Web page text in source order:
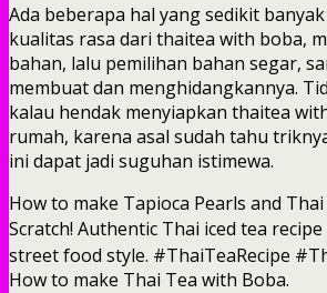
Ada beberapa hal yang sedikit
kualitas rasa dari thaitea with boba,
bahan, lalu pemilihan bahan segar,
membuat dan menghidangkannya.
kalau hendak menyiapkan thaitea
rumah, karena asal sudah tahu
ini dapat jadi suguhan istimewa.
How to make Tapioca Pearls and
Scratch! Authentic Thai iced tea recipe
street food style. #ThaiTeaRecipe
How to make Thai Tea with Boba.